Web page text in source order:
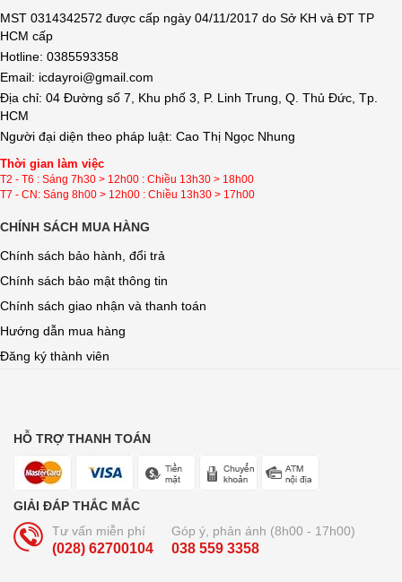
MST 0314342572 được cấp ngày 04/11/2017 do Sở KH và ĐT TP
HCM cấp
Hotline: 0385593358
Email: icdayroi@gmail.com
Địa chỉ: 04 Đường số 7, Khu phố 3, P. Linh Trung, Q. Thủ Đức, Tp.
HCM
Người đại diện theo pháp luật: Cao Thị Ngọc Nhung
Thời gian làm việc
T2 - T6 : Sáng 7h30 > 12h00 : Chiều 13h30 > 18h00
T7 - CN: Sáng 8h00 > 12h00 : Chiều 13h30 > 17h00
CHÍNH SÁCH MUA HÀNG
Chính sách bảo hành, đổi trả
Chính sách bảo mật thông tin
Chính sách giao nhận và thanh toán
Hướng dẫn mua hàng
Đăng ký thành viên
HỖ TRỢ THANH TOÁN
GIẢI ĐÁP THẮC MẮC
Tư vấn miễn phí
(028) 62700104
Góp ý, phản ánh (8h00 - 17h00)
038 559 3358